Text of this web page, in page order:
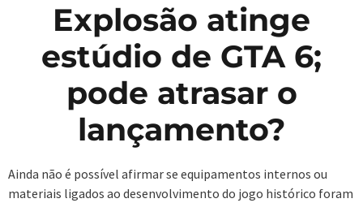
Explosão atinge
estúdio de GTA 6;
pode atrasar o
lançamento?
Ainda não é possível afirmar se equipamentos internos ou
materiais ligados ao desenvolvimento do jogo histórico foram